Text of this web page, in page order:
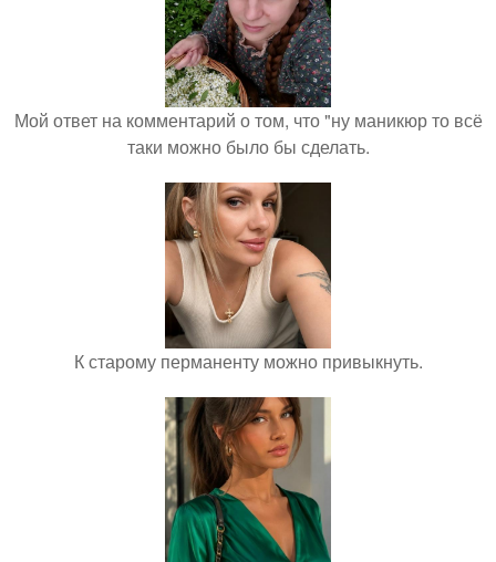
Мой ответ на комментарий о том, что "ну маникюр то всё
таки можно было бы сделать.
К старому перманенту можно привыкнуть.